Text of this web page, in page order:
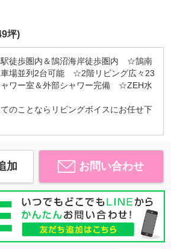
坪)
駅徒歩圏内＆鵠沼海岸徒歩圏内 ☆鵠南
場並列2台可能 ☆2階リビング広々23
ワー室＆外部シャワー完備 ☆ZEH水
てのことならリビングボイスにお任せ下
加 お問い合わせ